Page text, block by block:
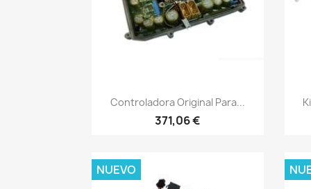
Vista rápida
Controladora Original Para...
371,06 €
NUEVO